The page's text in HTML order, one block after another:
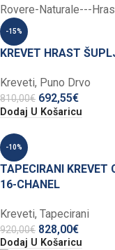
-15%
KREVET HRAST
Kreveti, Puno Drvo
810,00€ 692,55€
Dodaj U Košaricu
-10%
TAPECIRANI KREVET
16-CHANEL
Kreveti, Tapecirani
920,00€ 828,00€
Dodaj U Košaricu